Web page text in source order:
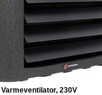
230V